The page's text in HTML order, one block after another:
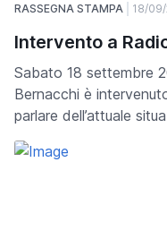
RASSEGNA STAMPA 18/
Intervento a
Sabato 18 settembre
Bernacchi è
parlare dell’attuale